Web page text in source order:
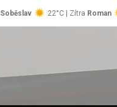
Soběslav 22°C | Zítra Roman